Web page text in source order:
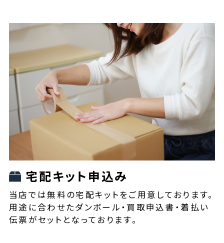
宅配キット申込み
当店では無料の宅配キットをご用意しております。
用途に合わせたダンボール・買取申込書・着払い
伝票がセットとなっております。